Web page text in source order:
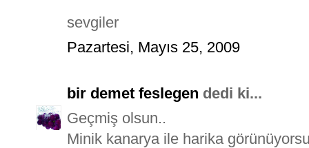
sevgiler
Pazartesi, Mayıs 25, 2009
bir demet feslegen dedi ki...
Geçmiş olsun..
Minik kanarya ile harika